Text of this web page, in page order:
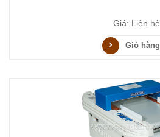
Giá: Liên hệ
Giỏ hàng